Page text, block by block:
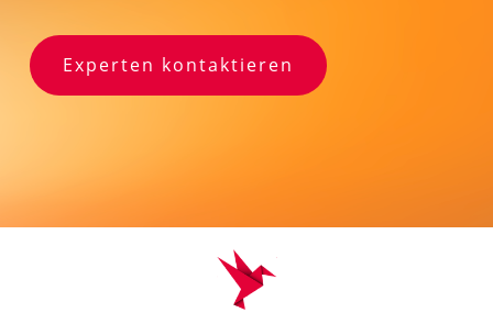
Experten kontaktieren